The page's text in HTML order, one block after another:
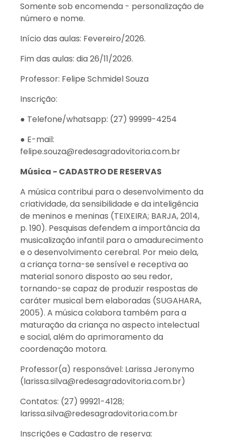
Somente sob encomenda - personalização de
número e nome.
Início das aulas: Fevereiro/2026.
Fim das aulas: dia 26/11/2026.
Professor: Felipe Schmidel Souza
Inscrição:
● Telefone/whatsapp: (27) 99999-4254
● E-mail:
felipe.souza@redesagradovitoria.com.br
Música - CADASTRO DE RESERVAS
A música contribui para o desenvolvimento da
criatividade, da sensibilidade e da inteligência
de meninos e meninas (TEIXEIRA; BARJA, 2014,
p. 190). Pesquisas defendem a importância da
musicalização infantil para o amadurecimento
e o desenvolvimento cerebral. Por meio dela,
a criança torna-se sensível e receptiva ao
material sonoro disposto ao seu redor,
tornando-se capaz de produzir respostas de
caráter musical bem elaboradas (SUGAHARA,
2005). A música colabora também para a
maturação da criança no aspecto intelectual
e social, além do aprimoramento da
coordenação motora.
Professor(a) responsável: Larissa Jeronymo
(larissa.silva@redesagradovitoria.com.br)
Contatos: (27) 99921-4128;
larissa.silva@redesagradovitoria.com.br
Inscrições e Cadastro de reserva: